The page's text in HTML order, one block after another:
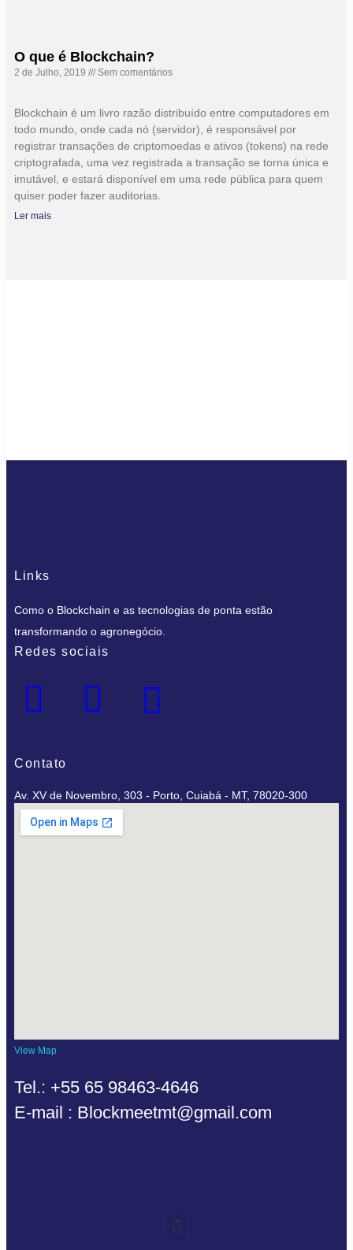
O que é Blockchain?
2 de Julho, 2019 Sem comentários
Blockchain é um livro razão distribuído entre computadores em
todo mundo, onde cada nó (servidor), é responsável por
registrar transações de criptomoedas e ativos (tokens) na rede
criptografada, uma vez registrada a transação se torna única e
imutável, e estará disponível em uma rede pública para quem
quiser poder fazer auditorias.
Ler mais
Links
Como o Blockchain e as tecnologias de ponta estão
transformando o agronegócio.
Redes sociais
Contato
Av. XV de Novembro, 303 - Porto, Cuiabá - MT, 78020-300
View Map
Tel.: +55 65 98463-4646
E-mail : Blockmeetmt@gmail.com